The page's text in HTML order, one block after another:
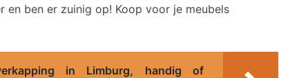
en ben er zuinig op! Koop voor je meubels
in Limburg, handig of